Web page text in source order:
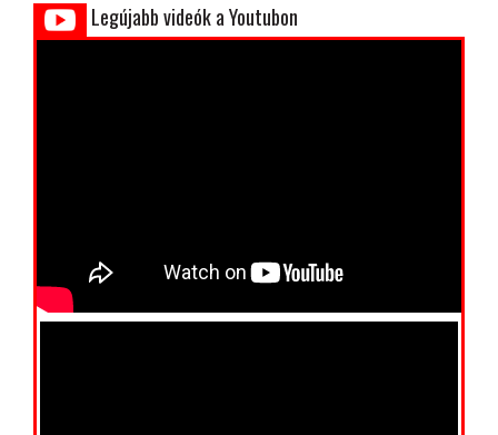
Legújabb videók a Youtubon